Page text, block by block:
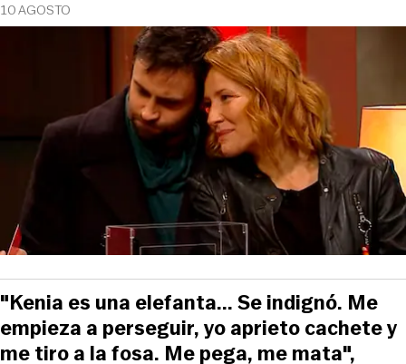
10 AGOSTO
"Kenia es una elefanta... Se indignó. Me
empieza a perseguir, yo aprieto cachete y
me tiro a la fosa. Me pega, me mata",